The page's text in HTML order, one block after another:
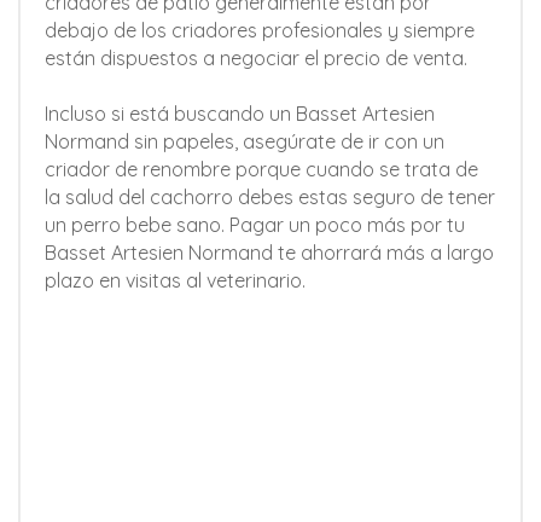
debajo de los criadores profesionales y siempre
están dispuestos a negociar el precio de venta.
Incluso si está buscando un Basset Artesien
Normand sin papeles, asegúrate de ir con un
criador de renombre porque cuando se trata de
la salud del cachorro debes estas seguro de tener
un perro bebe sano. Pagar un poco más por tu
Basset Artesien Normand te ahorrará más a largo
plazo en visitas al veterinario.